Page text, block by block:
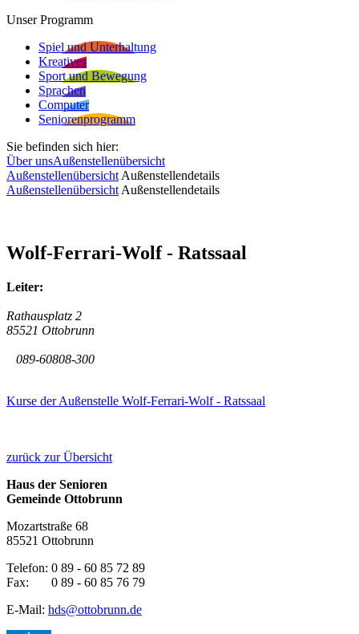
Unser Programm
Spiel und Unterhaltung
Kreatives
Sport und Bewegung
Sprachen
Computer
Seniorenprogramm
Sie befinden sich hier:
Über unsAußenstellenübersicht
Außenstellenübersicht Außenstellendetails
Außenstellenübersicht Außenstellendetails
Wolf-Ferrari-Wolf - Ratssaal
Leiter:
Rathausplatz 2
85521 Ottobrunn
089-60808-300
Kurse der Außenstelle Wolf-Ferrari-Wolf - Ratssaal
zurück zur Übersicht
Haus der Senioren
Gemeinde Ottobrunn
Mozartstraße 68
85521 Ottobrunn
Telefon: 0 89 - 60 85 72 89
Fax: 0 89 - 60 85 76 79
E-Mail: hds@ottobrunn.de